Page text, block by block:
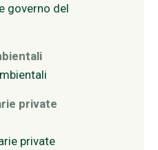
governo del
private
private